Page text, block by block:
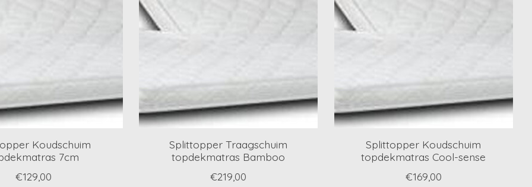
Koudschuim
7cm
€129,00
Splittopper Traagschuim
topdekmatras Bamboo
€219,00
Splittopper Koudschuim
topdekmatras Cool-sense
€169,00